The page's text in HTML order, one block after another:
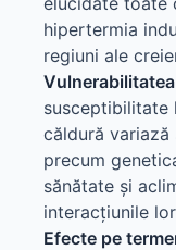
hipertermia
regiuni ale
susceptibilitate
căldură
precum
sănătate și
interacțiunile
Efecte pe